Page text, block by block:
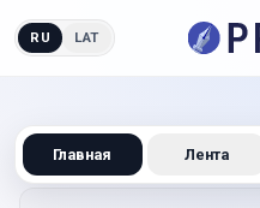
RU LAT
Главная Лента